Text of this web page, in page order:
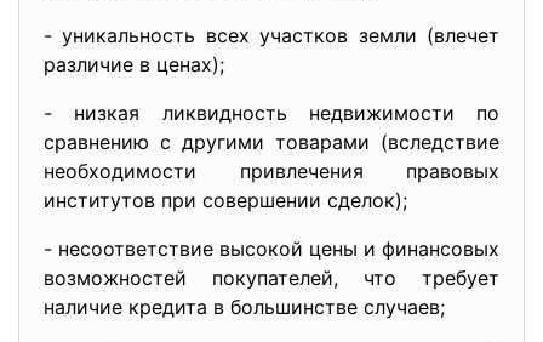
- уникальность всех участков земли (влечет
различие в ценах);
- низкая ликвидность недвижимости по
сравнению с другими товарами (вследствие
необходимости привлечения правовых
институтов при совершении сделок);
- несоответствие высокой цены и финансовых
возможностей покупателей, что требует
наличие кредита в большинстве случаев;